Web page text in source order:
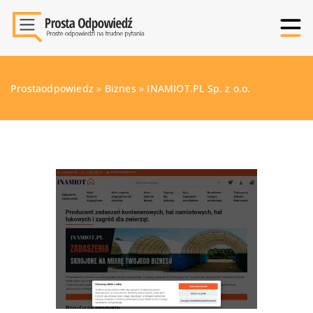
Prostaodpowiedz » Biznes » INAMIOT.PL Sp. z o.o.